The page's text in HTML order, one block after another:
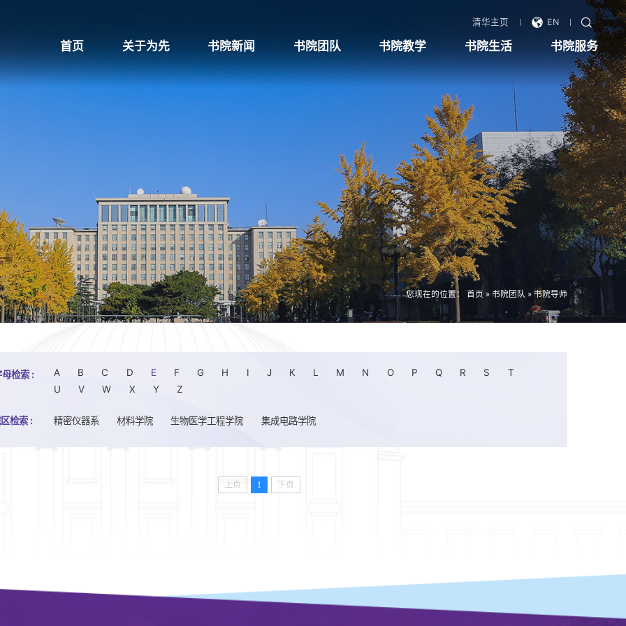
清华主页 EN
首页 关于为先 书院新闻 书院团队 书院教学 书院生活 书院服务
您现在的位置： 首页» 书院团队 » 书院导师
检索 : A B C D E F G H I J K L M N O P Q R S
T
U
V W X Y Z
检索 : 精密仪器系 材料学院 生物医学工程学院 集成电路学院
上页 1 下页